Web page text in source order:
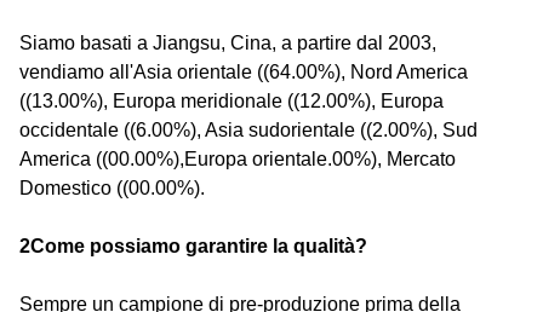
Siamo basati a Jiangsu, Cina, a partire dal 2003,
vendiamo all'Asia orientale ((64.00%), Nord America
((13.00%), Europa meridionale ((12.00%), Europa
occidentale ((6.00%), Asia sudorientale ((2.00%), Sud
America ((00.00%),Europa orientale.00%), Mercato
Domestico ((00.00%).
2Come possiamo garantire la qualità?
Sempre un campione di pre-produzione prima della